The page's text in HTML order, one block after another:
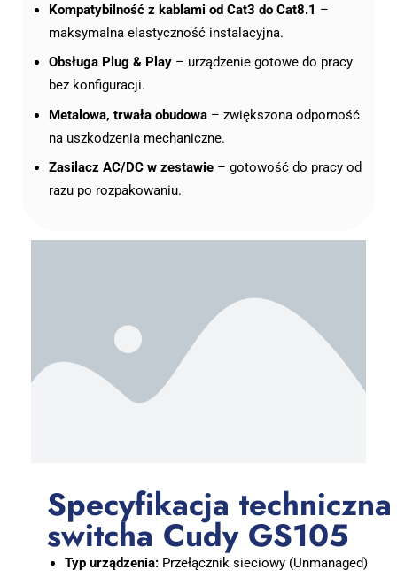
Kompatybilność z kablami od Cat3 do Cat8.1 –
maksymalna elastyczność instalacyjna.
Obsługa Plug & Play – urządzenie gotowe do pracy
bez konfiguracji.
Metalowa, trwała obudowa – zwiększona odporność
na uszkodzenia mechaniczne.
Zasilacz AC/DC w zestawie – gotowość do pracy od
razu po rozpakowaniu.
Specyfikacja techniczna
switcha Cudy GS105
Typ urządzenia:Przełącznik sieciowy (Unmanaged)